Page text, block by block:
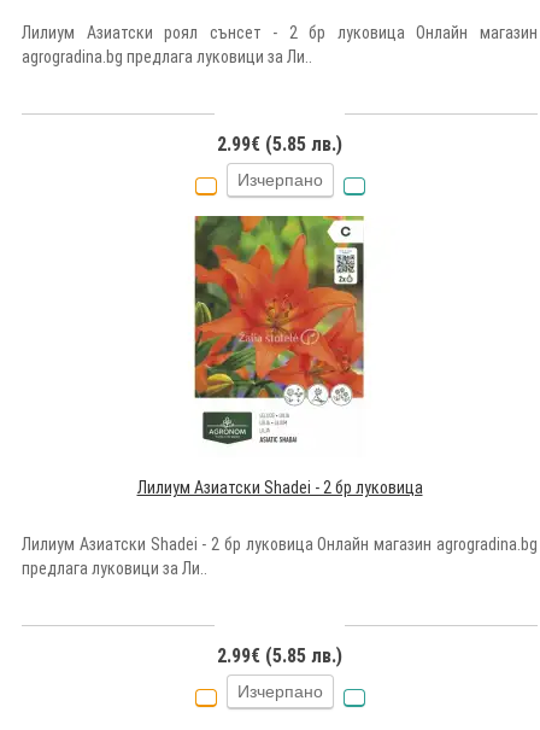
Лилиум Азиатски роял сънсет - 2 бр луковица Онлайн магазин
agrogradina.bg предлага луковици за Ли..
2.99€ (5.85 лв.)
Изчерпано
Лилиум Азиатски Shadei - 2 бр луковица
Лилиум Азиатски Shadei - 2 бр луковица Онлайн магазин agrogradina.bg
предлага луковици за Ли..
2.99€ (5.85 лв.)
Изчерпано